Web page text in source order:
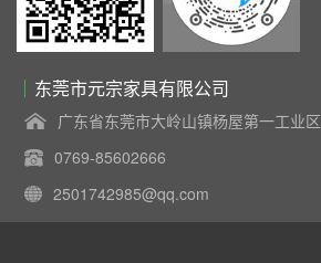
东莞市元宗家具有限公司
广东省东莞市大岭山镇杨屋第一工业区
0769-85602666
2501742985@qq.com